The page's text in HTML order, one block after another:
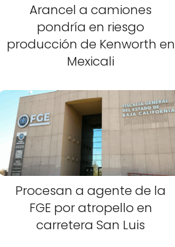
Arancel a camiones
pondría en riesgo
producción de Kenworth en
Mexicali
Procesan a agente de la
FGE por atropello en
carretera San Luis